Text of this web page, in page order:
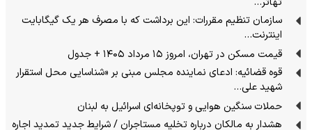
سازمان تنظیم مقررات: این برداشت که با مصرف هر یک گیگابایت
اینترنت…
قیمت مسکن در تهران، امروز ۱۵ مرداد ۱۴۰۵ + جدول
قوه قضائیه: ادعای نماینده مجلس مبنی بر «شناسایی محل استقرار
شهید علی…
حملات سنگین هوایی و توپخانه‌ای اسرائیل به لبنان
هشدار به مالکان درباره تخلیه مستاجران / شرایط جدید تمدید اجاره